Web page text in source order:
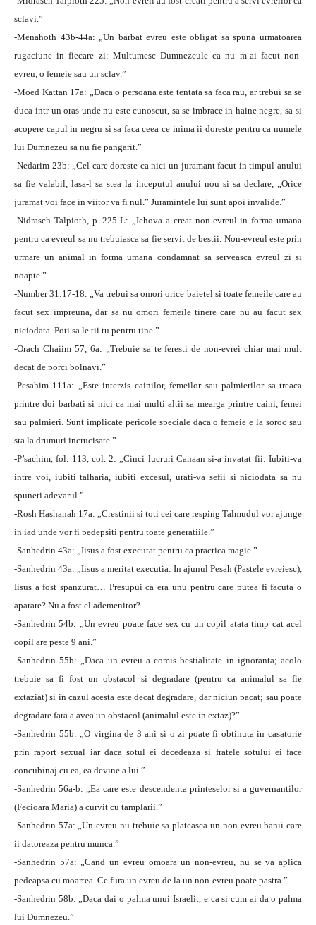
sclavi.”
-Menahoth 43b-44a: „Un barbat evreu este obligat sa spuna urmatoarea
rugaciune in fiecare zi: Multumesc Dumnezeule ca nu m-ai facut non-
evreu, o femeie sau un sclav.”
-Moed Kattan 17a: „Daca o persoana este tentata sa faca rau, ar trebui sa se
duca intr-un oras unde nu este cunoscut, sa se imbrace in haine negre, sa-si
acopere capul in negru si sa faca ceea ce inima ii doreste pentru ca numele
lui Dumnezeu sa nu fie pangarit.”
-Nedarim 23b: „Cel care doreste ca nici un juramant facut in timpul anului
sa fie valabil, lasa-l sa stea la inceputul anului nou si sa declare, „Orice
juramat voi face in viitor va fi nul.” Juramintele lui sunt apoi invalide.”
-Nidrasch Talpioth, p. 225-L: „Iehova a creat non-evreul in forma umana
pentru ca evreul sa nu trebuiasca sa fie servit de bestii. Non-evreul este prin
urmare un animal in forma umana condamnat sa serveasca evreul zi si
noapte.”
-Number 31:17-18: „Va trebui sa omori orice baietel si toate femeile care au
facut sex impreuna, dar sa nu omori femeile tinere care nu au facut sex
niciodata. Poti sa le tii tu pentru tine.”
-Orach Chaiim 57, 6a: „Trebuie sa te feresti de non-evrei chiar mai mult
decat de porci bolnavi.”
-Pesahim 111a: „Este interzis cainilor, femeilor sau palmierilor sa treaca
printre doi barbati si nici ca mai multi altii sa mearga printre caini, femei
sau palmieri. Sunt implicate pericole speciale daca o femeie e la soroc sau
sta la drumuri incrucisate.”
-P’sachim, fol. 113, col. 2: „Cinci lucruri Canaan si-a invatat fii: Iubiti-va
intre voi, iubiti talharia, iubiti excesul, urati-va sefii si niciodata sa nu
spuneti adevarul.”
-Rosh Hashanah 17a: „Crestinii si toti cei care resping Talmudul vor ajunge
in iad unde vor fi pedepsiti pentru toate generatiile.”
-Sanhedrin 43a: „Iisus a fost executat pentru ca practica magie.”
-Sanhedrin 43a: „Iisus a meritat executia: In ajunul Pesah (Pastele evreiesc),
Iisus a fost spanzurat… Presupui ca era unu pentru care putea fi facuta o
aparare? Nu a fost el ademenitor?
-Sanhedrin 54b: „Un evreu poate face sex cu un copil atata timp cat acel
copil are peste 9 ani.”
-Sanhedrin 55b: „Daca un evreu a comis bestialitate in ignoranta; acolo
trebuie sa fi fost un obstacol si degradare (pentru ca animalul sa fie
extaziat) si in cazul acesta este decat degradare, dar niciun pacat; sau poate
degradare fara a avea un obstacol (animalul este in extaz)?”
-Sanhedrin 55b: „O virgina de 3 ani si o zi poate fi obtinuta in casatorie
prin raport sexual iar daca sotul ei decedeaza si fratele sotului ei face
concubinaj cu ea, ea devine a lui.”
-Sanhedrin 56a-b: „Ea care este descendenta printeselor si a guvernantilor
(Fecioara Maria) a curvit cu tamplarii.”
-Sanhedrin 57a: „Un evreu nu trebuie sa plateasca un non-evreu banii care
ii datoreaza pentru munca.”
-Sanhedrin 57a: „Cand un evreu omoara un non-evreu, nu se va aplica
pedeapsa cu moartea. Ce fura un evreu de la un non-evreu poate pastra.”
-Sanhedrin 58b: „Daca dai o palma unui Israelit, e ca si cum ai da o palma
lui Dumnezeu.”